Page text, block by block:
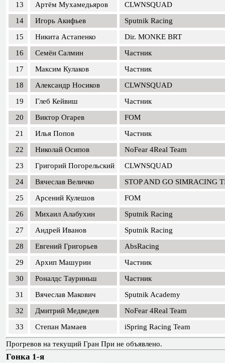
13
Артём Мухамедьяров
CLWNSQUAD
14
Игорь Акифьев
Sputnik Racing
15
Никита Астапенко
Dir. MONKE BRT
16
Семён Салмин
Частник
17
Максим Кулаков
Частник
18
Александр Носиков
CLWNSQUAD
19
Глеб Кейвиш
Частник
20
Виктор Огарев
FOM
21
Илья Попов
Частник
22
Николай Осипов
NoFear 4Real Team
23
Григорий Погорельский
CLWNSQUAD
24
Вячеслав Величко
STOP AND GO SIMRACING
25
Арсений Кулешов
FOM
26
Михаил Алабухин
Sputnik Racing
27
Андрей Иванов
Sputnik Racing
28
Евгений Григорьев
AbsRacing
29
Архип Машурин
Частник
30
Роналдс Тауриньш
Частник
31
Вячеслав Макович
Sputnik Academy
32
Дмитрий Медведев
NoFear 4Real Team
33
Степан Мамаев iSpring Racing Team
Прогревов на текущий Гран При не объявлено.
Гонка 1-я